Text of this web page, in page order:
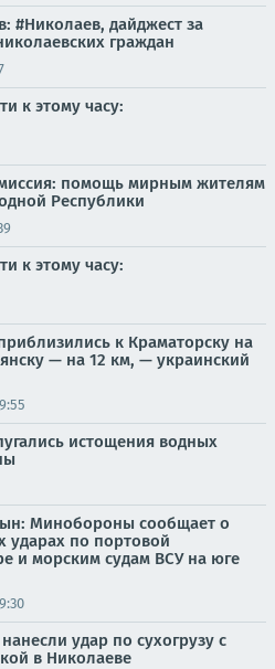
#Николаев, дайджест за
граждан
к этому часу:
помощь мирным жителям
Республики
к этому часу:
к Краматорску на
— на 12 км, — украинский
истощения водных
Минобороны сообщает о
ударах по портовой
и морским судам ВСУ на юге
удар по сухогрузу с
в Николаеве